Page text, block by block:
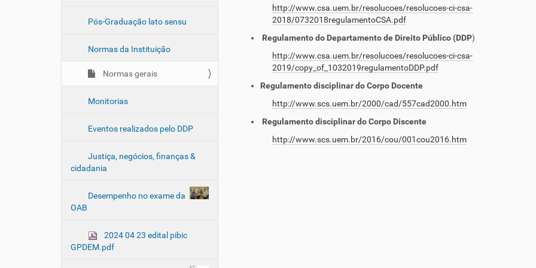
Pós-Graduação lato sensu
Normas da Instituição
Normas gerais
Monitorias
Eventos realizados pelo DDP
Justiça, negócios, finanças &
cidadania
Desempenho no exame da
OAB
2024 04 23 edital pibic
GPDEM.pdf
http://www.csa.uem.br/resolucoes/resolucoes-ci-csa-
2018/0732018regulamentoCSA.pdf
Regulamento do Departamento de Direito Público (DDP)
http://www.csa.uem.br/resolucoes/resolucoes-ci-csa-
2019/copy_of_1032019regulamentoDDP.pdf
Regulamento disciplinar do Corpo Docente
http://www.scs.uem.br/2000/cad/557cad2000.htm
Regulamento disciplinar do Corpo Discente
http://www.scs.uem.br/2016/cou/001cou2016.htm